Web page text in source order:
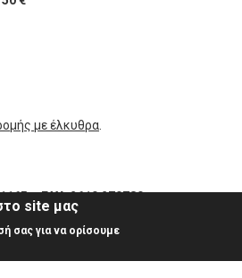
με έλκυθρα.
– FAX: 2610 270780
site μας
σας για να ορίσουμε